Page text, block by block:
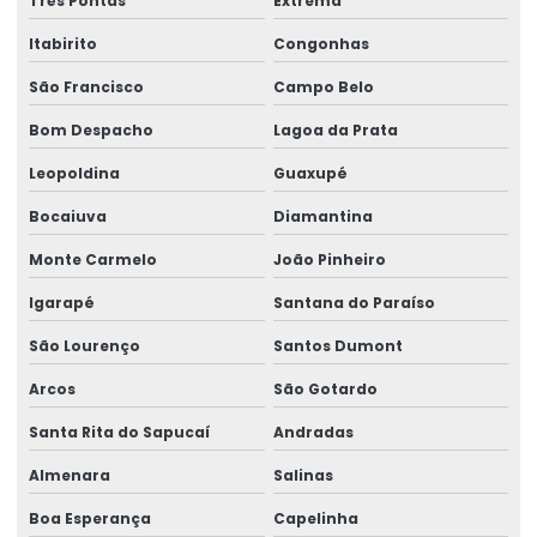
Peças de reposição para talhas
Peças sobressalentes multimarcas
Peças sobressalentes para pontes rolantes
Peças para talha elétrica
Ponte rolante fabricante
Pontes rolante swf
Pontes rolante e talhas para ambientes perigosos
Projetos especiais em pontes rolantes
Projetos especiais em talhas elétricas
Itabirito Congonhas
São Francisco Campo Belo
Bom Despacho Lagoa da Prata
Leopoldina Guaxupé
Bocaiuva Diamantina
Monte Carmelo João Pinheiro
Igarapé Santana do Paraíso
São Lourenço Santos Dumont
Arcos São Gotardo
Santa Rita do Sapucaí Andradas
Almenara Salinas
Boa Esperança Capelinha